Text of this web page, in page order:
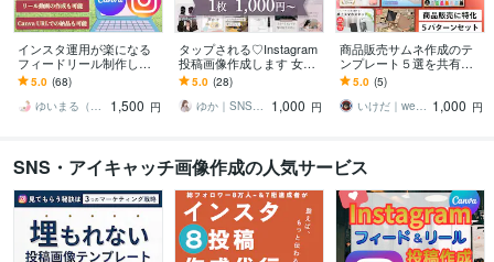
インスタ運用が楽になる
フィードリール制作しま
す Canvaテンプレートで
すぐ投稿！インスタ映え
も◎
5.0 (68)
ゆいまる（Canva★デザイナー）
1,500 円
タップされる♡Instagram
投稿画像作成します 女性
向け｜世界観を整えて集
客サポート
5.0 (28)
ゆか｜SNS・資料デザイン
1,000 円
商品販売サムネ作成のテ
ンプレート５選を共有し
ます Canva無料プランで
使える！自由に編集でき
るデザイン集◎
5.0 (5)
いけだ｜web画像デザイン全般 1,000 円
SNS・アイキャッチ画像作成の人気サービス